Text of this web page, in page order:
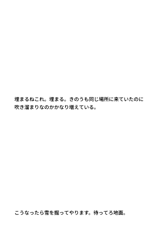
埋まるねこれ。埋まる。きのうも同じ場所に来ていたのに
吹き溜まりなのかかなり増えている。
こうなったら雪を掘ってやります。待ってろ地面。